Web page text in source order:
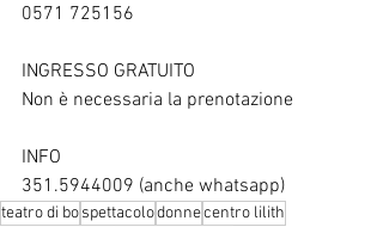
0571 725156
INGRESSO GRATUITO
Non è necessaria la prenotazione
INFO
351.5944009 (anche whatsapp)
teatro di bospettacolodonnecentro lilith